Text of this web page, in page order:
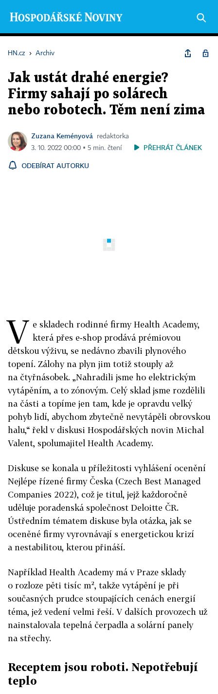
HN.cz › Archiv
Jak ustát drahé energie?
Firmy sahají po solárech
nebo robotech. Těm není zima
Zuzana Keményová
redaktorka
3. 10. 2022 00:00 ▪ 5 min. čtení
PŘEHRÁT ČLÁNEK
ODEBÍRAT AUTORKU
V e skladech rodinné firmy Health Academy,
která přes e‑shop prodává prémiovou
dětskou výživu, se nedávno zbavili plynového
topení. Zálohy na plyn jim totiž stouply až
na čtyřnásobek. „Nahradili jsme ho elektrickým
vytápěním, a to zónovým. Celý sklad jsme rozdělili
na části a topíme jen tam, kde je opravdu velký
pohyb lidí, abychom zbytečně nevytápěli obrovskou
halu,“ řekl v diskusi Hospodářských novin Michal
Valent, spolumajitel Health Academy.
Diskuse se konala u příležitosti vyhlášení ocenění
Nejlépe řízené firmy Česka (Czech Best Managed
Companies 2022), což je titul, jejž každoročně
uděluje poradenská společnost Deloitte ČR.
Ústředním tématem diskuse byla otázka, jak se
oceněné firmy vyrovnávají s energetickou krizí
a nestabilitou, kterou přináší.
Například Health Academy má v Praze sklady
o rozloze pěti tisíc m², takže vytápění je při
současných prudce stoupajících cenách energií
téma, jež vedení velmi řeší. V dalších provozech už
nainstalovala tepelná čerpadla a solární panely
na střechy.
Receptem jsou roboti. Nepotřebují
teplo